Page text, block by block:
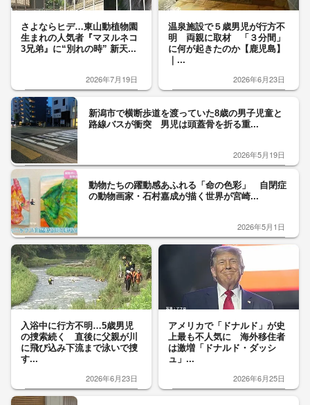
さよならヒデ…東山動植物園
生まれの人気者『マヌルネコ
3兄弟』に“別れの時” 新天...
2026年7月19日
温泉施設で５歳男児が行方不
明 両親に取材 「３分間」
に何が起きたのか【鹿児島】
｜...
2026年6月23日
新潟市で横断歩道を渡っていた8歳の男子児童と
路線バスが衝突 男児は頭蓋骨を折る重...
2026年5月19日
動物たちの躍動感あふれる「命の色彩」 自閉症
の動物画家・石村嘉成が描く世界が宮崎...
2026年5月1日
入浴中に行方不明…5歳男児
の捜索続く 直後に父親が川
に飛び込み下流まで泳いで捜
す...
2026年6月23日
アメリカで「ドナルド」が史
上最も不人気に 海外移住者
は激増「ドナルド・ダッシ
ュ」...
2026年6月25日